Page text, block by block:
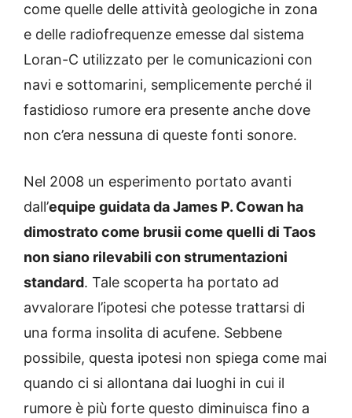
come quelle delle attività geologiche in zona
e delle radiofrequenze emesse dal sistema
Loran-C utilizzato per le comunicazioni con
navi e sottomarini, semplicemente perché il
fastidioso rumore era presente anche dove
non c’era nessuna di queste fonti sonore.
Nel 2008 un esperimento portato avanti
dall’equipe guidata da James P. Cowan ha
dimostrato come brusii come quelli di Taos
non siano rilevabili con strumentazioni
standard. Tale scoperta ha portato ad
avvalorare l’ipotesi che potesse trattarsi di
una forma insolita di acufene. Sebbene
possibile, questa ipotesi non spiega come mai
quando ci si allontana dai luoghi in cui il
rumore è più forte questo diminuisca fino a